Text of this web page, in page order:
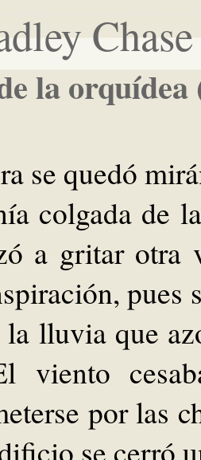
Chase
la
se quedó
colgada de
a gritar otra
pues
lluvia que
viento
por las
se cerró